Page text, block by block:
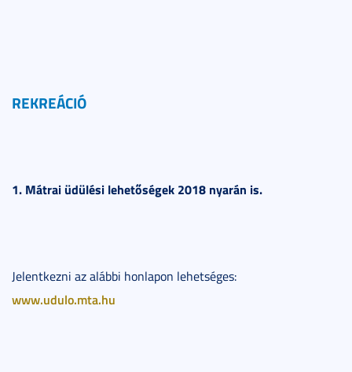
REKREÁCIÓ
1. Mátrai üdülési lehetőségek 2018 nyarán is.
Jelentkezni az alábbi honlapon lehetséges:
www.udulo.mta.hu